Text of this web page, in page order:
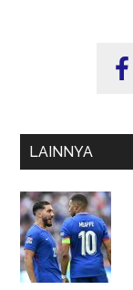
Sidebar
LAINNYA